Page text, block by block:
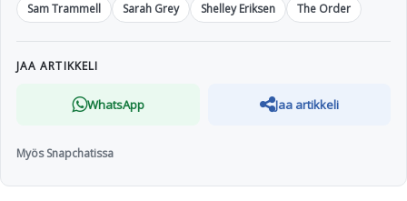
Sam Trammell
Sarah Grey Shelley Eriksen The Order
JAA ARTIKKELI
WhatsApp Jaa artikkeli
Myös Snapchatissa